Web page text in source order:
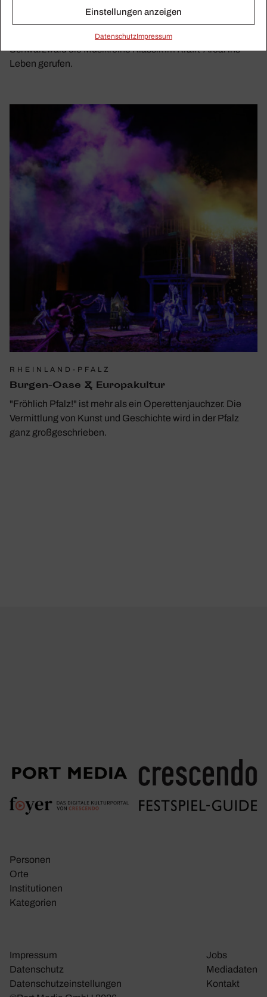
Einstellungen anzeigen
Daten­schutzImpressum
Seelen­land­schaften«
Andrea Kauten ist Pianistin und hat in einer alten Fabrik im
Schwarzwald die Musikreihe Klassik im Krafft-Areal ins
Leben gerufen.
RHEINLAND-PFALZ
Burgen-Oase & Euro­pa­kultur
"Fröhlich Pfalz!" ist mehr als ein Operettenjauchzer. Die
Vermittlung von Kunst und Geschichte wird in der Pfalz
ganz großgeschrieben.
Personen
Orte
Insti­tu­tionen
Kate­go­rien
Impressum
Daten­schutz
Daten­schutz­ein­stel­lungen
Jobs
Media­daten
Kontakt